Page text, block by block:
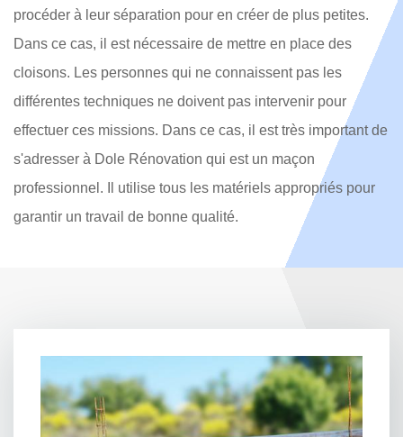
procéder à leur séparation pour en créer de plus petites.
Dans ce cas, il est nécessaire de mettre en place des
cloisons. Les personnes qui ne connaissent pas les
différentes techniques ne doivent pas intervenir pour
effectuer ces missions. Dans ce cas, il est très important de
s'adresser à Dole Rénovation qui est un maçon
professionnel. Il utilise tous les matériels appropriés pour
garantir un travail de bonne qualité.